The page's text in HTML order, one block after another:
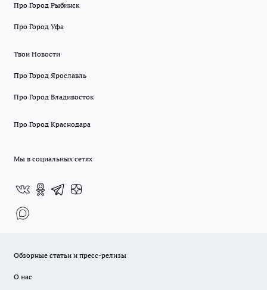
Про Город Рыбинск
Про Город Уфа
Твои Новости
Про Город Ярославль
Про Город Владивосток
Про Город Краснодара
Мы в социальных сетях
Обзорные статьи и пресс-релизы
О нас